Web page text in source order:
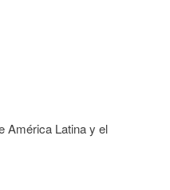
América Latina y el